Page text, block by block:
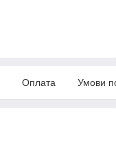
Оплата Умови